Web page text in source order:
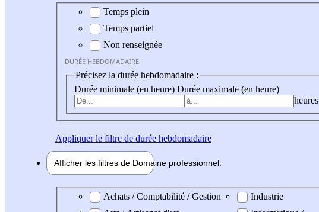
Durée hebdomadaire
Temps plein
Temps partiel
Non renseignée
DURÉE HEBDOMADAIRE
Précisez la durée hebdomadaire :
Durée minimale (en heure) Durée maximale (en heure)
heures
Appliquerle filtre de durée hebdomadaire
Afficher les filtres de Domaine professionnel
Domaine professionel
Achats / Comptabilité / Gestion
Industrie